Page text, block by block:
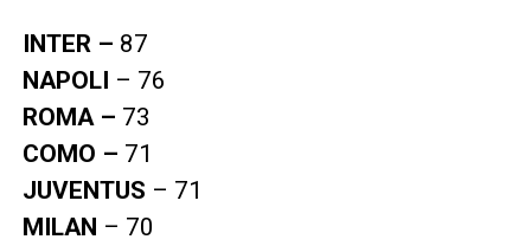
INTER – 87
NAPOLI – 76
ROMA – 73
COMO – 71
JUVENTUS – 71
MILAN – 70